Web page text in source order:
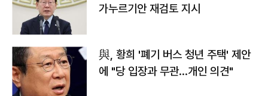
가누르기안 재검토 지시
與, 황희 '폐기 버스 청년 주택' 제안
에 "당 입장과 무관…개인 의견"